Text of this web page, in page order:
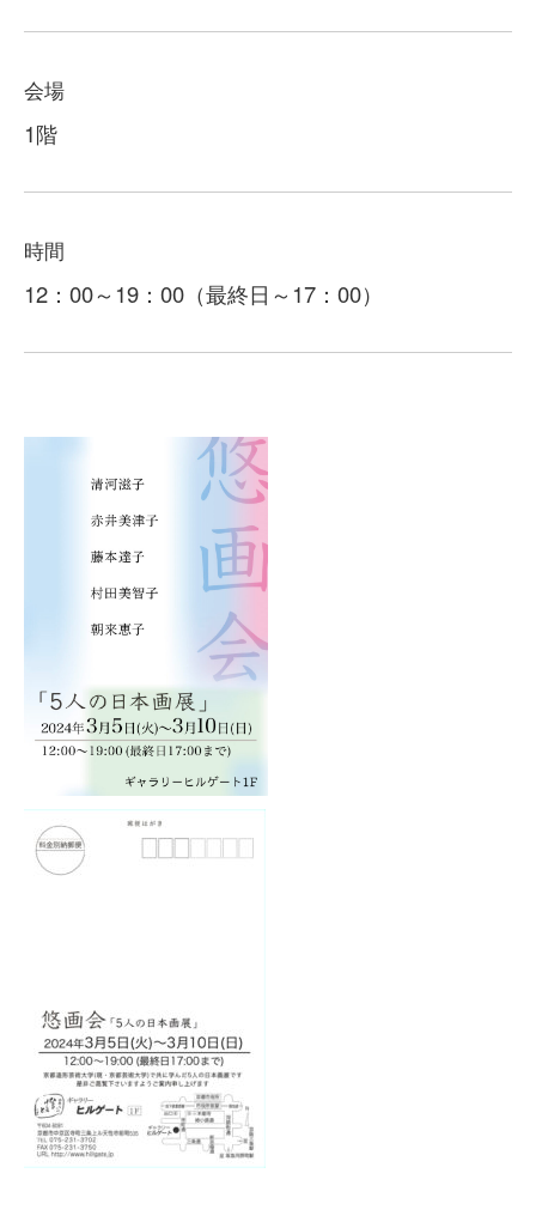
会場
1階
時間
12：00～19：00（最終日～17：00）